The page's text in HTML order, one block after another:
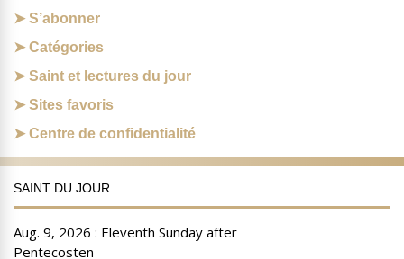
S’abonner
Catégories
Saint et lectures du jour
Sites favoris
Centre de confidentialité
SAINT DU JOUR